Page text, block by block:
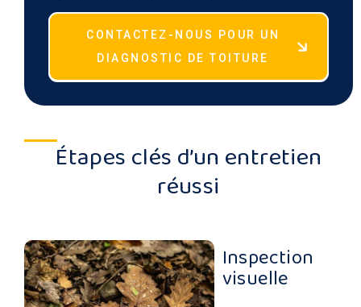
CONTACTEZ-NOUS POUR UN
DIAGNOSTIC DE TOITURE
Étapes clés d’un entretien
réussi
Inspection
visuelle